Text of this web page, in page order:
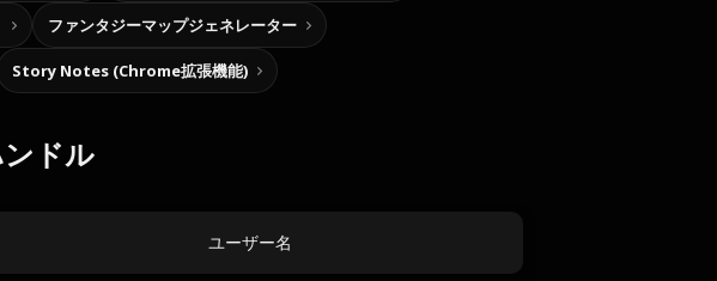
ファンタジーマップジェネレーター
Story Notes (Chrome拡張機能)
ドル
ユーザー名